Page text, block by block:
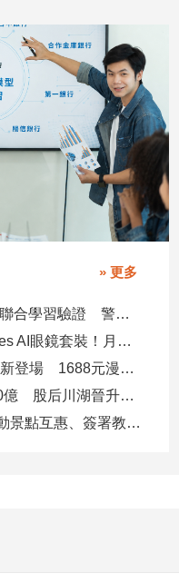
» 更多
8大銀行攜手完成AI防詐模型聯合學習驗證 警示帳戶準確度提升2倍
台灣大電信獨賣Even Realities AI眼鏡套裝！月付1399元 專案價3990
遠傳跨洲多國20GB定量包全新登場 1688元漫遊逾百國家！
台股收跌214點！外資小買20億 股后川湖晉升萬金股
高雄陸奧市深化交流 即日啟動景點互惠、簽署教育合作MOU